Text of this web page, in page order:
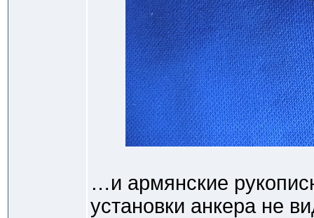
…и армянские
установки анкера не